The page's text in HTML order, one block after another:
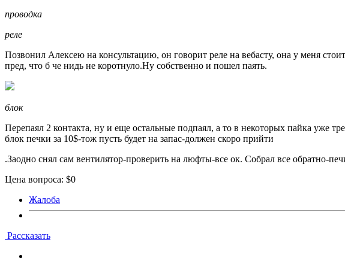
проводка
реле
Позвонил Алексею на консультацию, он говорит реле на вебасту, она у меня
пред, что б че нидь не коротнуло.Ну собственно и пошел паять.
блок
Перепаял 2 контакта, ну и еще остальные подпаял, а то в некоторых пайка уже
блок печки за 10$-тож пусть будет на запас-должен скоро прийти
.Заодно снял сам вентилятор-проверить на люфты-все ок. Собрал все обратно-
Цена вопроса: $0
Жалоба
Рассказать